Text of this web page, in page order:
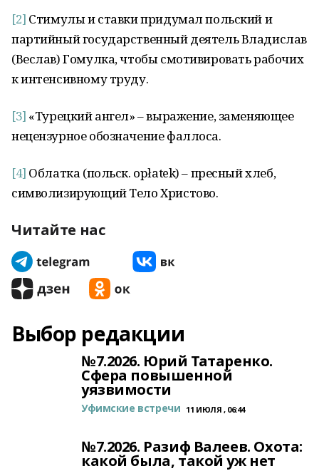
[2] Стимулы и ставки придумал польский и
партийный государственный деятель Владислав
(Веслав) Гомулка, чтобы смотивировать рабочих
к интенсивному труду.
[3] «Турецкий ангел» – выражение, заменяющее
нецензурное обозначение фаллоса.
[4] Облатка (польск. opłatek) – пресный хлеб,
символизирующий Тело Христово.
Читайте нас
Выбор редакции
№7.2026. Юрий Татаренко.
Сфера повышенной
уязвимости
Уфимские встречи 11 ИЮЛЯ , 06:44
№7.2026. Разиф Валеев. Охота:
какой была, такой уж нет